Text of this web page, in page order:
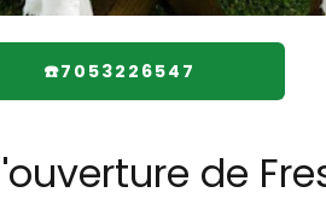
☎️7053226547
de